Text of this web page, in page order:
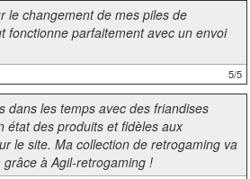
le changement de mes piles de
fonctionne parfaitement avec un envoi
5/5
dans les temps avec des friandises
état des produits et fidèles aux
le site. Ma collection de retrogaming va
à Agil-retrogaming !